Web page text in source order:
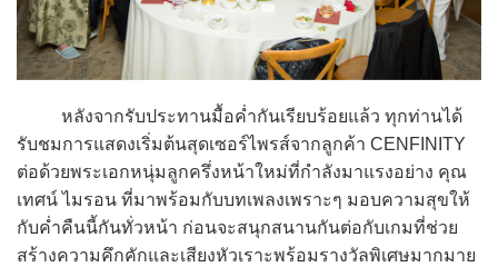
หลังจากรับประทานมื้อค่ำกันเรียบร้อยแล้ว ทุกท่านได้
รับชมการแสดงเริ่มต้นสุดเซอร์ไพรส์จากลูกค้า CENFINITY
ต่อด้วยพระเอกหนุ่มลูกครึ่งหน้าใหม่ที่กำลังมาแรงอย่าง คุณ
เทศน์ ไมรอน ที่มาพร้อมกับบทเพลงเพราะๆ มอบความสุขให้
กับค่ำคืนนี้กันทั่วหน้า ก่อนจะสนุกสนานกันต่อกับเกมที่ช่วย
สร้างความคึกคักและเสียงหัวเราะพร้อมรางวัลพิเศษมากมาย